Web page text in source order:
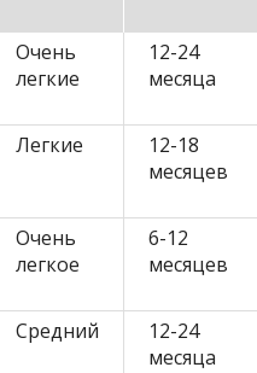
Очень
легкие
12-24
месяца
Легкие
12-18
месяцев
Очень
легкое
6-12
месяцев
Средний
12-24
месяца